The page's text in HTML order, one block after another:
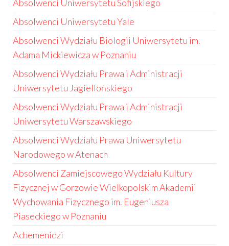
Absolwenci Uniwersytetu Sofijskiego
Absolwenci Uniwersytetu Yale
Absolwenci Wydziału Biologii Uniwersytetu im.
Adama Mickiewicza w Poznaniu
Absolwenci Wydziału Prawa i Administracji
Uniwersytetu Jagiellońskiego
Absolwenci Wydziału Prawa i Administracji
Uniwersytetu Warszawskiego
Absolwenci Wydziału Prawa Uniwersytetu
Narodowego w Atenach
Absolwenci Zamiejscowego Wydziału Kultury
Fizycznej w Gorzowie Wielkopolskim Akademii
Wychowania Fizycznego im. Eugeniusza
Piaseckiego w Poznaniu
Achemenidzi